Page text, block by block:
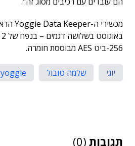
256-ביט AES מבוססת חומרה.
יוגי שלמה טובול yoggie
תגובות (0)